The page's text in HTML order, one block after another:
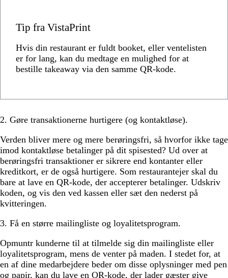
Tip fra VistaPrint
Hvis din restaurant er fuldt booket, eller ventelisten
er for lang, kan du medtage en mulighed for at
bestille takeaway via den samme QR-kode.
2. Gøre transaktionerne hurtigere (og kontaktløse).
Verden bliver mere og mere berøringsfri, så hvorfor ikke tage
imod kontaktløse betalinger på dit spisested? Ud over at
berøringsfri transaktioner er sikrere end kontanter eller
kreditkort, er de også hurtigere. Som restaurantejer skal du
bare at lave en QR-kode, der accepterer betalinger. Udskriv
koden, og vis den ved kassen eller sæt den nederst på
kvitteringen.
3. Få en større mailingliste og loyalitetsprogram.
Opmuntr kunderne til at tilmelde sig din mailingliste eller
loyalitetsprogram, mens de venter på maden. I stedet for, at
en af dine medarbejdere beder om disse oplysninger med pen
og papir, kan du lave en QR-kode, der lader gæster give